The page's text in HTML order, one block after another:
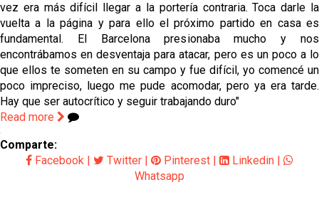
El Sevilla FC pregunta al Atlético de Madrid por la
situación de Iker Luque
vez era más difícil llegar a la portería contraria. Toca darle la
vuelta a la página y para ello el próximo partido en casa es
fundamental. El Barcelona presionaba mucho y nos
encontrábamos en desventaja para atacar, pero es un poco a lo
que ellos te someten en su campo y fue difícil, yo comencé un
poco impreciso, luego me pude acomodar, pero ya era tarde.
Hay que ser autocrítico y seguir trabajando duro"
Read more
Comparte:
Facebook
Twitter Pinterest Linkedin
Whatsapp